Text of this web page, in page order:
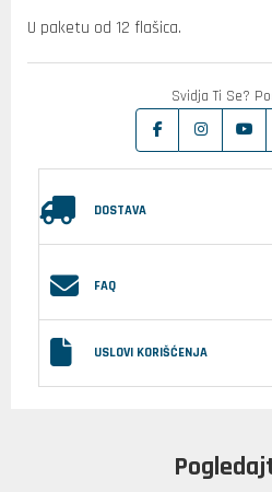
U paketu od 12 flašica.
Svidja Ti Se?
DOSTAVA
FAQ
USLOVI KORIŠĆENJA